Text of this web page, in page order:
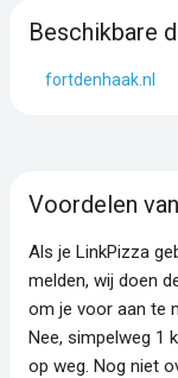
Beschikbare
fortdenhaak.nl
Voordelen
Als je LinkPizza
melden, wij doen
om je voor aan te
Nee, simpelweg 1
op weg. Nog niet